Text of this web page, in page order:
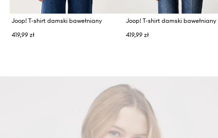
Joop! T-shirt damski bawełniany
419,99 zł
Joop! T-shirt damski bawełniany
419,99 zł